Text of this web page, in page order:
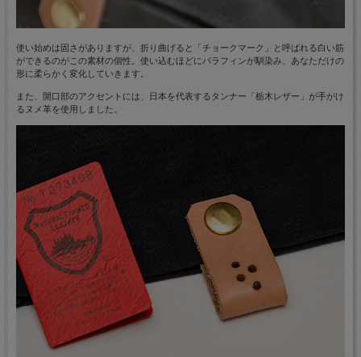
使い始めは固さがありますが、折り曲げると「チョークマーク」と呼ばれる白い筋
ができるのがこの素材の個性。使い込むほどにパラフィンが馴染み、あなただけの
形に柔らかく変化していきます。
また、開口部のアクセントには、日本を代表するタンナー「栃木レザー」が手がけ
るヌメ革を使用しました。